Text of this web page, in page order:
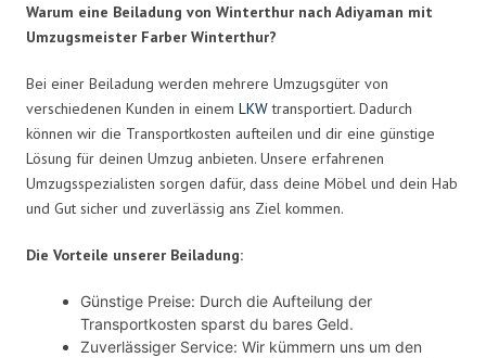
Warum eine Beiladung von Winterthur nach Adiyaman mit
Umzugsmeister Farber Winterthur?
Bei einer Beiladung werden mehrere Umzugsgüter von
verschiedenen Kunden in einem LKWtransportiert. Dadurch
können wir die Transportkosten aufteilen und dir eine günstige
Lösung für deinen Umzug anbieten. Unsere erfahrenen
Umzugsspezialisten sorgen dafür, dass deine Möbel und dein Hab
und Gut sicher und zuverlässig ans Ziel kommen.
Die Vorteile unserer Beiladung:
Günstige Preise: Durch die Aufteilung der
Transportkosten sparst du bares Geld.
Zuverlässiger Service: Wir kümmern uns um den